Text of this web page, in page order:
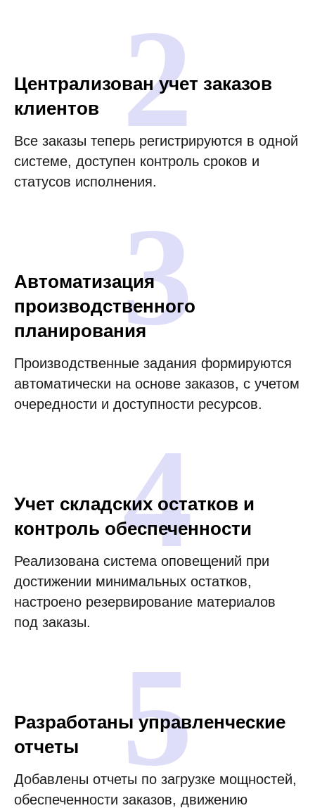
Централизован учет заказов
клиентов
Все заказы теперь регистрируются в одной
системе, доступен контроль сроков и
статусов исполнения.
2
Автоматизация
производственного
планирования
Производственные задания формируются
автоматически на основе заказов, с учетом
очередности и доступности ресурсов.
3
Учет складских остатков и
контроль обеспеченности
Реализована система оповещений при
достижении минимальных остатков,
настроено резервирование материалов
под заказы.
4
Разработаны управленческие
отчеты
Добавлены отчеты по загрузке мощностей,
обеспеченности заказов, движению
5